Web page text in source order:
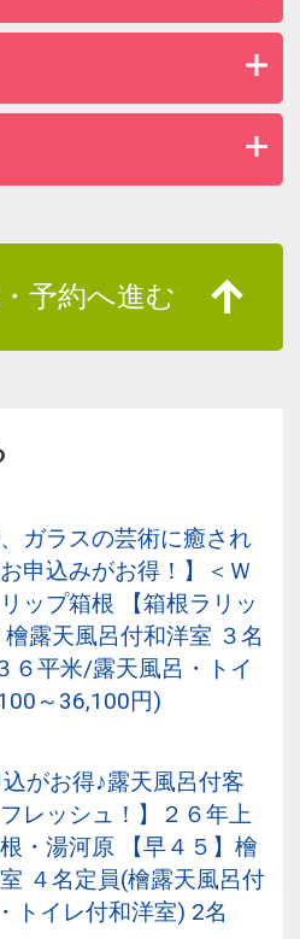
予約へ進む
ガラスの芸術に癒され
申込みがお得！】＜Ｗ
ップ箱根 【箱根ラリッ
露天風呂付和洋室 ３名
６平米/露天風呂・トイ
～36,100円)
込がお得♪露天風呂付客
レッシュ！】２６年上
・湯河原 【早４５】檜
４名定員(檜露天風呂付
トイレ付和洋室) 2名